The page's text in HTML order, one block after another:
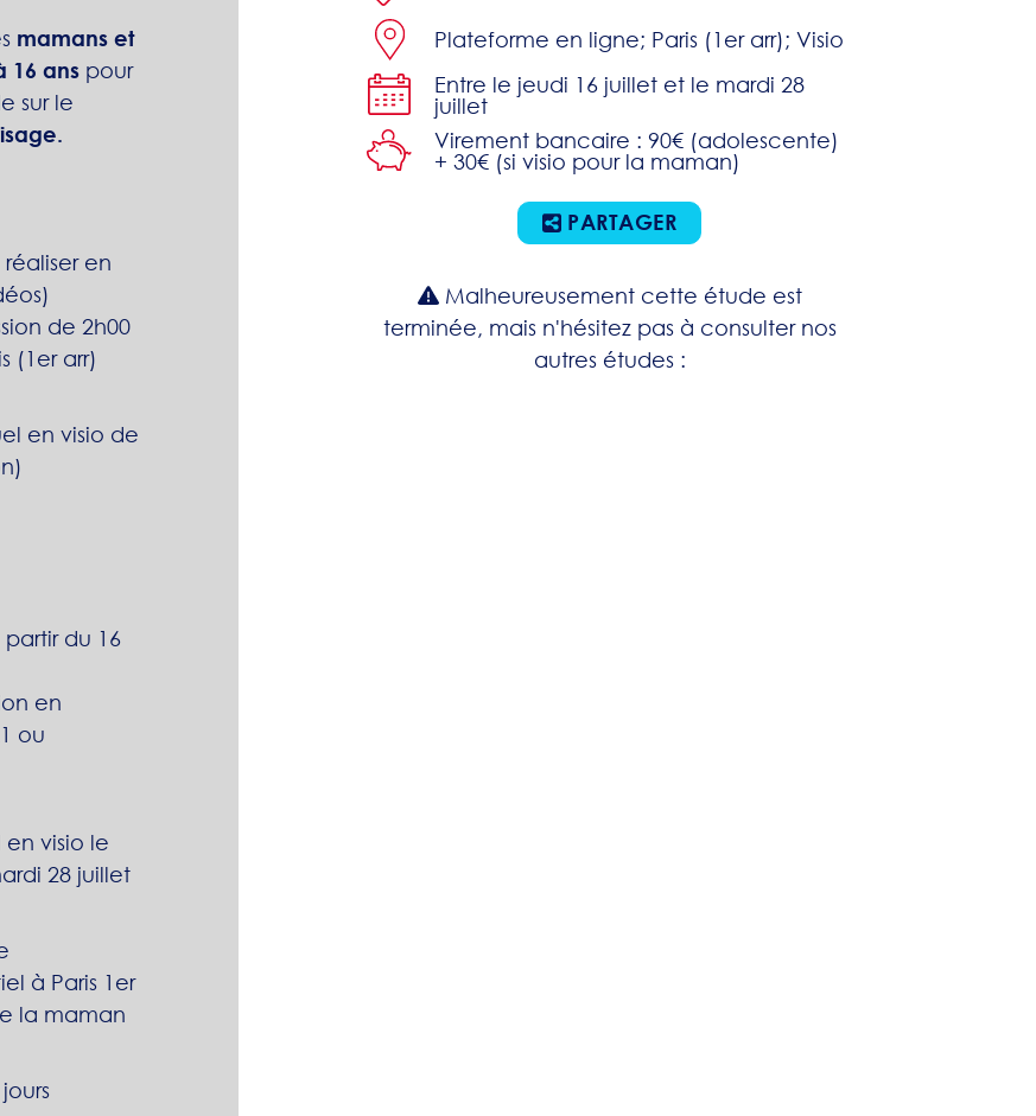
mamans et
16 ans pour
sur le
en
de 2h00
(1er arr)
en visio de
du 16
en
ou
visio le
28 juillet
à Paris 1er
la maman
Plateforme en ligne; Paris (1er arr); Visio
Entre le jeudi 16 juillet et le mardi 28
juillet
Virement bancaire : 90€ (adolescente)
+ 30€ (si visio pour la maman)
PARTAGER
Malheureusement cette étude est
terminée, mais n'hésitez pas à consulter nos
autres études :